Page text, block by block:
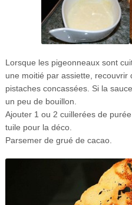
Lorsque les pigeonneaux sont
une moitié par assiette, recouvrir
pistaches concassées. Si la
un peu de bouillon.
Ajouter 1 ou 2 cuillerées de
tuile pour la déco.
Parsemer de grué de cacao.